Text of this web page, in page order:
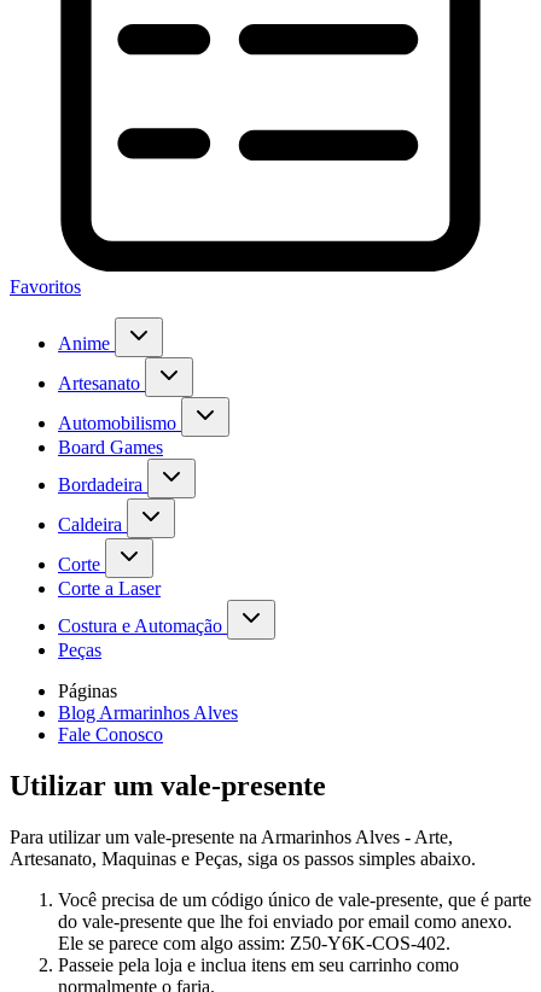
Favoritos
Anime
Artesanato
Automobilismo
Board Games
Bordadeira
Caldeira
Corte
Corte a Laser
Costura e Automação
Peças
Páginas
Blog Armarinhos Alves
Fale Conosco
Utilizar um vale-presente
Para utilizar um vale-presente na Armarinhos Alves - Arte,
Artesanato, Maquinas e Peças, siga os passos simples abaixo.
Você precisa de um código único de vale-presente, que é parte
do vale-presente que lhe foi enviado por email como anexo.
Ele se parece com algo assim: Z50-Y6K-COS-402.
Passeie pela loja e inclua itens em seu carrinho como
normalmente o faria.